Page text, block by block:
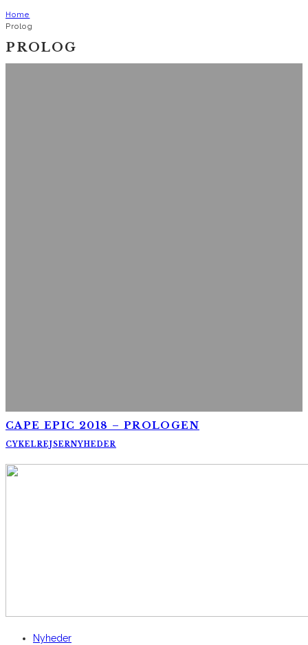
Home
Prolog
PROLOG
CAPE EPIC 2018 – PROLOGEN
CYKELREJSERNYHEDER
Nyheder